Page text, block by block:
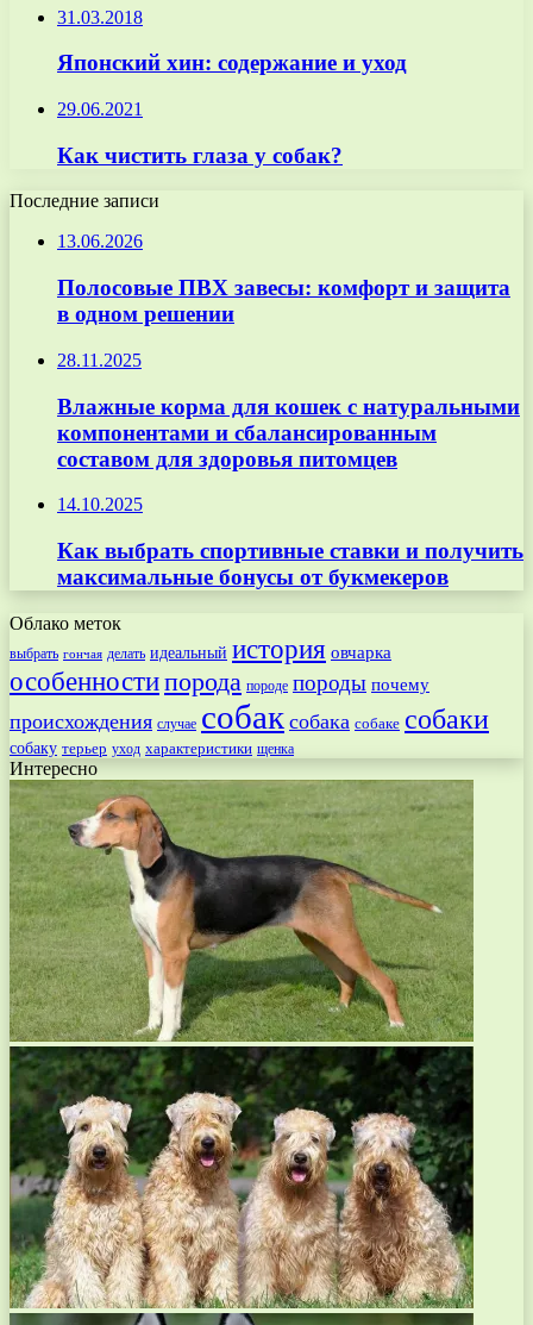
31.03.2018
Японский хин: содержание и уход
29.06.2021
Как чистить глаза у собак?
Последние записи
13.06.2026
Полосовые ПВХ завесы: комфорт и защита
в одном решении
28.11.2025
Влажные корма для кошек с натуральными
компонентами и сбалансированным
составом для здоровья питомцев
14.10.2025
Как выбрать спортивные ставки и получить
максимальные бонусы от букмекеров
Облако меток
выбрать гончая делать идеальный история овчарка
особенностипорода породе породы почему
происхождения случае собак собака собаке собаки
собаку терьер уход характеристики щенка
Интересно